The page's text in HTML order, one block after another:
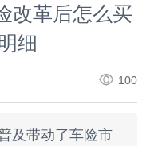
改革后怎么买
细
100
及带动了车险市